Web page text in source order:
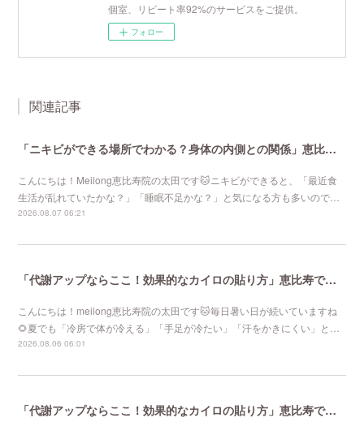
個室、リピート率92%のサービスをご提供。
フォロー
関連記事
「ニキビができる場所でわかる？身体の内側との関係」恵比寿で口コミNo 1美容鍼灸ならmeilong
こんにちは！Meilong恵比寿院の太田です🐱ニキビができると、「最近食
生活が乱れていたかな？」「睡眠不足かな？」と気になる方も多いので…
2026.08.07 06:21
「代謝アップならここ！効果的なカイロの貼り方」恵比寿で口コミNo 1美容鍼灸ならmeilong
こんにちは！meilong恵比寿院の太田です🐱毎日暑い日が続いていますね
🌻夏でも「冷房で体が冷える」「手足が冷たい」「汗をかきにくい」と…
2026.08.06 06:01
「代謝アップならここ！効果的なカイロの貼り方」恵比寿で口コミNo 1美容鍼灸ならmeilong